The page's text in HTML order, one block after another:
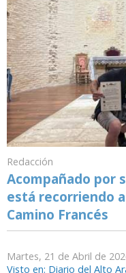
Redacción
Acompañado por
está recorriendo
Camino Francés
Martes, 21 de Abril de
Visto en: Diario del Alto